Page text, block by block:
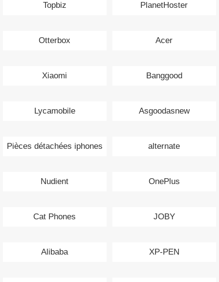
Topbiz PlanetHoster
Otterbox Acer
Xiaomi Banggood
Lycamobile Asgoodasnew
Pièces détachées iphones alternate
Nudient OnePlus
Cat Phones JOBY
Alibaba XP-PEN